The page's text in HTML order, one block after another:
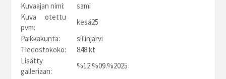
Kuvaajan nimi:
sami
Kuva otettu
pvm:
kesä25
Paikkakunta:
siilinjärvi
Tiedostokoko:
848 kt
Lisätty
galleriaan:
%12.%09.%2025